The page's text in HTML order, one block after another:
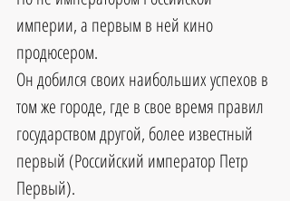
империи, а первым в ней кино
продюсером.
Он добился своих наибольших успехов в
том же городе, где в свое время правил
государством другой, более известный
первый (Российский император Петр
Первый).